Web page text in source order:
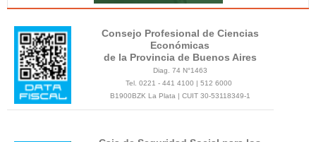
Consejo Profesional de Ciencias
Económicas
de la Provincia de Buenos Aires
Diag. 74 N°1463
Tel. 0221 - 441 4100 | 512 6000
B1900BZK La Plata | CUIT 30-53118349-1